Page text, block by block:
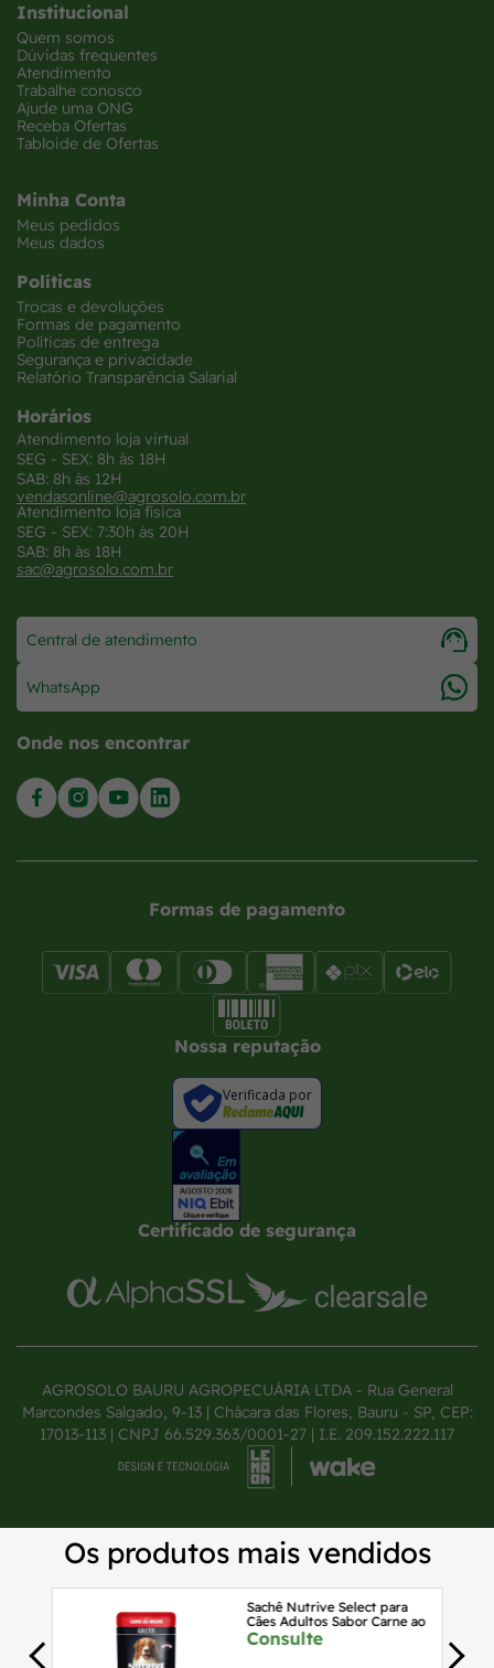
Institucional
Quem somos
Dúvidas frequentes
Atendimento
Trabalhe conosco
Ajude uma ONG
Receba Ofertas
Tabloide de Ofertas
Minha Conta
Meus pedidos
Meus dados
Políticas
Trocas e devoluções
Formas de pagamento
Políticas de entrega
Segurança e privacidade
Relatório Transparência Salarial
Horários
Atendimento loja virtual
SEG - SEX: 8h às 18H
SAB: 8h às 12H
vendasonline@agrosolo.com.br
Atendimento loja física
SEG - SEX: 7:30h às 20H
SAB: 8h às 18H
sac@agrosolo.com.br
Central de atendimento
WhatsApp
Onde nos encontrar
Formas de pagamento
Nossa reputação
Verificada por
Certificado de segurança
AGROSOLO BAURU AGROPECUÁRIA LTDA - Rua General
Marcondes Salgado, 9-13 | Chácara das Flores, Bauru - SP, CEP:
17013-113 | CNPJ 66.529.363/0001-27 | I.E. 209.152.222.117